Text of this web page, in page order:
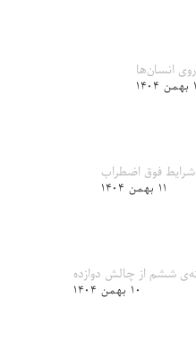
انسان‌ها
فوق اضطراب
۱۱ بهمن ۱۴۰۴
ششم از چالش دوازده
۱۰ بهمن ۱۴۰۴